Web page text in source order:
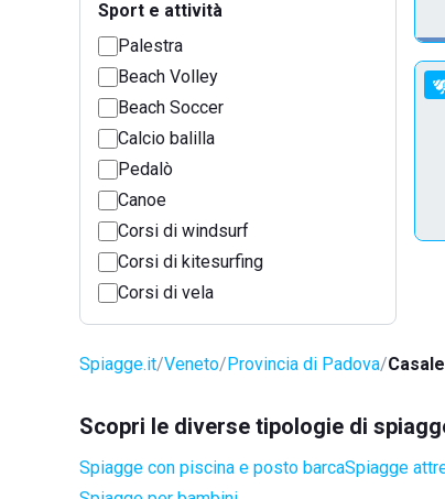
Sport e attività
Palestra
Beach Volley
Beach Soccer
Calcio balilla
Pedalò
Canoe
Corsi di windsurf
Corsi di kitesurfing
Corsi di vela
Spiagge.it Veneto Provincia di Padova
Scopri le diverse tipologie di
Spiagge con piscina e posto barcaSpiagge